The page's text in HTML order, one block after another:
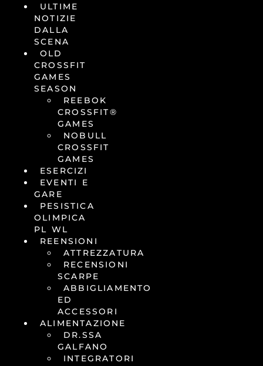
ULTIME
NOTIZIE
DALLA
SCENA
OLD
CROSSFIT
GAMES
SEASON
REEBOK
CROSSFIT®
GAMES
NOBULL
CROSSFIT
GAMES
ESERCIZI
EVENTI E
GARE
PESISTICA
OLIMPICA
PL WL
REENSIONI
ATTREZZATURA
RECENSIONI
SCARPE
ABBIGLIAMENTO
ED
ACCESSORI
ALIMENTAZIONE
DR.SSA
GALFANO
INTEGRATORI